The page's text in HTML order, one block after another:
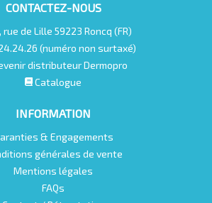
CONTACTEZ-NOUS
rue de Lille 59223 Roncq (FR)
(numéro non surtaxé)
distributeur Dermopro
Catalogue
INFORMATION
& Engagements
générales de vente
Mentions légales
FAQs